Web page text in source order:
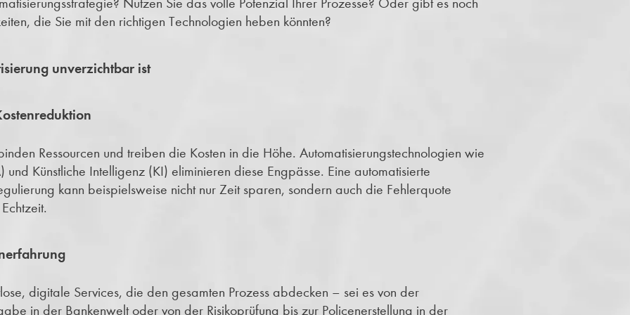
die Sie mit den richtigen Technologien heben könnten?
unverzichtbar ist
Ressourcen und treiben die Kosten in die Höhe. Automatisierungstechnologien wie
und Künstliche Intelligenz (KI) eliminieren diese Engpässe. Eine automatisierte
kann beispielsweise nicht nur Zeit sparen, sondern auch die Fehlerquote
digitale Services, die den gesamten Prozess abdecken – sei es von der
in der Bankenwelt oder von der Risikoprüfung bis zur Policenerstellung in der